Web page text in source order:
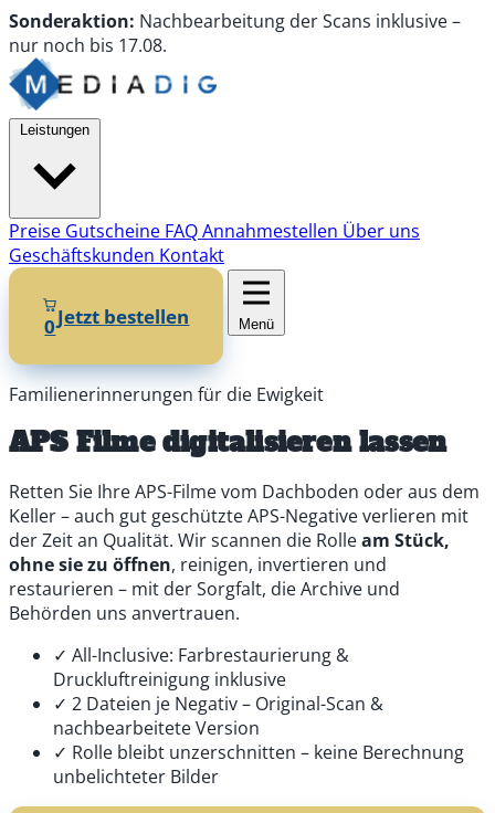
Sonderaktion: Nachbearbeitung der Scans inklusive–
nur noch bis 17.08.
Preise Gutscheine FAQAnnahmestellen Über uns
Geschäftskunden Kontakt
0Jetzt bestellen Menü
Familienerinnerungen für die Ewigkeit
APS Filme digitalisieren lassen
Retten Sie Ihre APS-Filme vom Dachboden oder aus dem
Keller – auch gut geschützte APS-Negative verlieren mit
der Zeit an Qualität. Wir scannen die Rolleam Stück,
ohne sie zu öffnen, reinigen, invertieren und
restaurieren – mit der Sorgfalt, die Archive und
Behörden uns anvertrauen.
✓ All-Inclusive: Farbrestaurierung &
Druckluftreinigung inklusive
✓ 2 Dateien je Negativ – Original-Scan &
nachbearbeitete Version
✓ Rolle bleibt unzerschnitten – keine Berechnung
unbelichteter Bilder